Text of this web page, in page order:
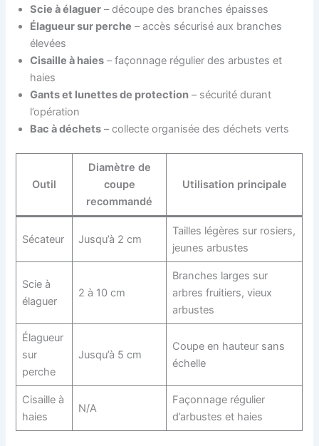
Scie à élaguer – découpe des branches épaisses
Élagueur sur perche – accès sécurisé aux branches
élevées
Cisaille à haies – façonnage régulier des arbustes et
haies
Gants et lunettes de protection – sécurité durant
l’opération
Bac à déchets – collecte organisée des déchets verts
Outil
Diamètre de
coupe
recommandé
Utilisation principale
Sécateur Jusqu’à 2 cm
Tailles légères sur rosiers,
jeunes arbustes
Scie à
élaguer
2 à 10 cm
Branches larges sur
arbres fruitiers, vieux
arbustes
Élagueur
sur
perche
Jusqu’à 5 cm
Coupe en hauteur sans
échelle
Cisaille à
haies
N/A
Façonnage régulier
d’arbustes et haies